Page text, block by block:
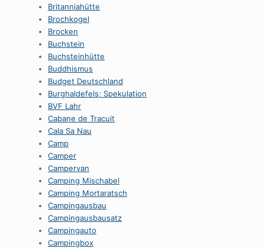
Britanniahütte
Brochkogel
Brocken
Buchstein
Buchsteinhütte
Buddhismus
Budget Deutschland
Burghaldefels; Spekulation
BVF Lahr
Cabane de Tracuit
Cala Sa Nau
Camp
Camper
Campervan
Camping Mischabel
Camping Mortaratsch
Campingausbau
Campingausbausatz
Campingauto
Campingbox